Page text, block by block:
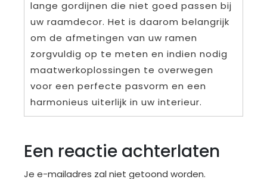
lange gordijnen die niet goed passen bij
uw raamdecor. Het is daarom belangrijk
om de afmetingen van uw ramen
zorgvuldig op te meten en indien nodig
maatwerkoplossingen te overwegen
voor een perfecte pasvorm en een
harmonieus uiterlijk in uw interieur.
Een reactie achterlaten
Je e-mailadres zal niet getoond worden.